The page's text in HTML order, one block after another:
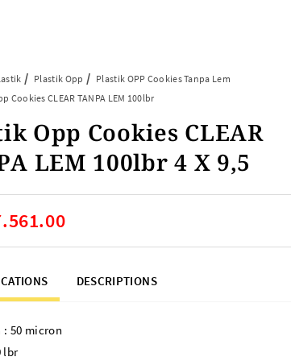
BAKING
Tray
Bag
Roti
Kue
Dapur
Box
ABP
Plastik Opp
Plastik OPP Cookies Tanpa Lem
Cookies CLEAR TANPA LEM 100lbr
Opp Cookies CLEAR
LEM 100lbr 4 X 9,5
DESCRIPTIONS
50 micron
lbr